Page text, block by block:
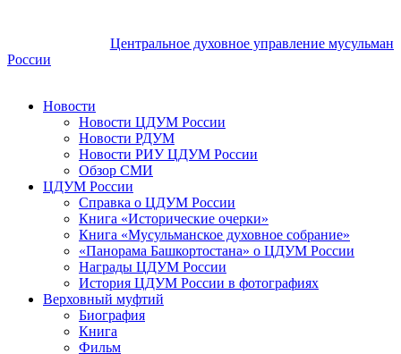
Центральное духовное управление мусульман
России
Новости
Новости ЦДУМ России
Новости РДУМ
Новости РИУ ЦДУМ России
Обзор СМИ
ЦДУМ России
Справка о ЦДУМ России
Книга «Исторические очерки»
Книга «Мусульманское духовное собрание»
«Панорама Башкортостана» о ЦДУМ России
Награды ЦДУМ России
История ЦДУМ России в фотографиях
Верховный муфтий
Биография
Книга
Фильм